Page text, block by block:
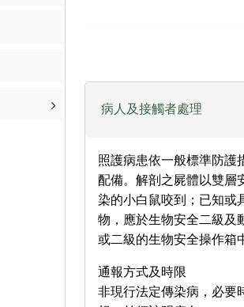
病人及接觸者處理
照護病患依一般標準防護
配備。解剖之屍體以雙層
染的小白鼠咬到；已知或
物，應於生物安全二級及
或二級的生物安全操作箱
通報方式及時限
非現行法定傳染病，必要